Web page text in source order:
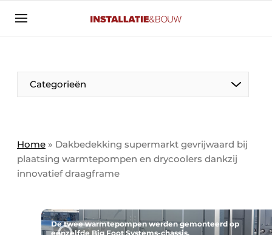
Aanmelden
Banner overzicht
BedrijvenAanmeldenBedankt voor de aanmelding
Contact
Evenement aanmelden
Nieuwsbrief
Categorieën
Algemeen
Solar
Home » Dakbedekking supermarkt gevrijwaard bij
plaatsing warmtepompen en drycoolers dankzij
innovatief draagframe
De twee warmtepompen werden gemonteerd op
eenzelfde Big Foot Systems-chassis.